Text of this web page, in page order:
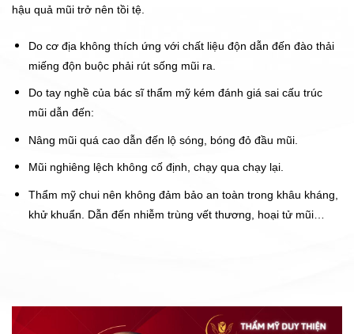
hậu quả mũi trở nên tồi tệ.
Do cơ địa không thích ứng với chất liệu độn dẫn đến đào thải
miếng độn buộc phải rút sống mũi ra.
Do tay nghề của bác sĩ thẩm mỹ kém đánh giá sai cấu trúc
mũi dẫn đến:
Nâng mũi quá cao dẫn đến lộ sóng, bóng đỏ đầu mũi.
Mũi nghiêng lệch không cố định, chạy qua chạy lại.
Thẩm mỹ chui nên không đảm bảo an toàn trong khâu kháng,
khử khuẩn. Dẫn đến nhiễm trùng vết thương, hoại tử mũi…